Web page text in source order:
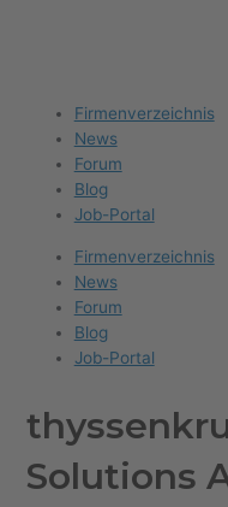
Menu
Firmenverzeichnis
News
Forum
Blog
Job-Portal
Firmenverzeichnis
News
Forum
Blog
Job-Portal
Solutions